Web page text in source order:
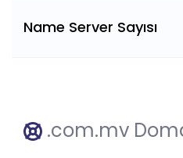
Name Server Sayısı
.com.mv